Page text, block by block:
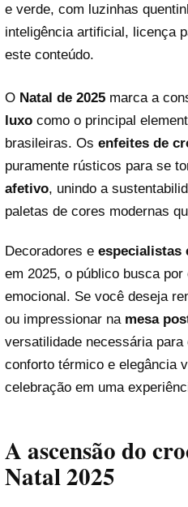
e verde, com luzinhas
inteligência artificial, licença
este conteúdo.
O Natal de 2025 marca a
luxo como o principal
brasileiras. Os enfeites de
puramente rústicos para se
afetivo, unindo a
paletas de cores modernas
Decoradores e especialistas
em 2025, o público busca
emocional. Se você deseja
ou impressionar na mesa
versatilidade necessária
conforto térmico e elegância
celebração em uma
A ascensão do
Natal 2025